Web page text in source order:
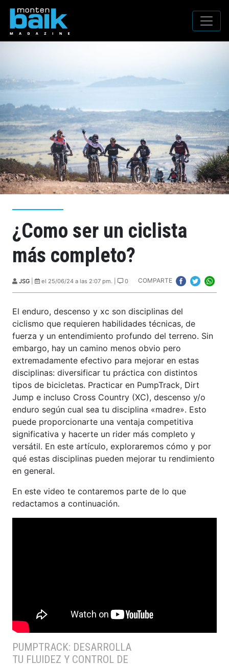
¿Como ser un ciclista
más completo?
JSG el 25/06/24 a las 2:07 pm. | 0 COMPARTE
El enduro, descenso y xc son disciplinas del
ciclismo que requieren habilidades técnicas, de
fuerza y un entendimiento profundo del terreno. Sin
embargo, hay un camino menos obvio pero
extremadamente efectivo para mejorar en estas
disciplinas: diversificar tu práctica con distintos
tipos de bicicletas. Practicar en PumpTrack, Dirt
Jump e incluso Cross Country (XC), descenso y/o
enduro según cual sea tu disciplina «madre». Esto
puede proporcionarte una ventaja competitiva
significativa y hacerte un rider más completo y
versátil. En este artículo, exploraremos cómo y por
qué estas disciplinas pueden mejorar tu rendimiento
en general.
En este video te contaremos parte de lo que
redactamos a continuación.
PUMPTRACK: DESARROLLA
TU FLUIDEZ Y CONTROL DE